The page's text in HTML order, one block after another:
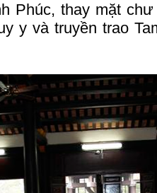
Phúc, thay mặt
y và truyền trao